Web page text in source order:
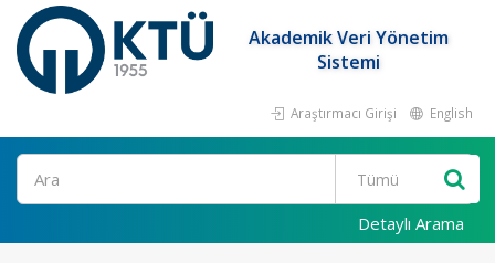
Akademik Veri Yönetim
Sistemi
Araştırmacı Girişi English
Ara
Detaylı Arama